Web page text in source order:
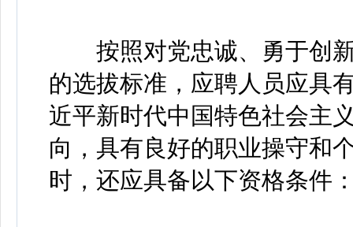
按照对党忠诚、勇于创新
的选拔标准，应聘人员应具
近平新时代中国特色社会主
向，具有良好的职业操守和
时，还应具备以下资格条件